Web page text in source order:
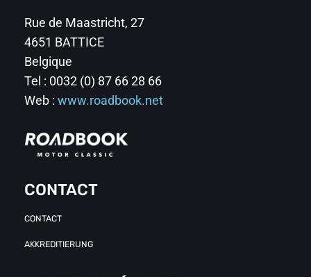
Rue de Maastricht, 27
4651 BATTICE
Belgique
Tel : 0032 (0) 87 66 28 66
Web :www.roadbook.net
CONTACT
CONTACT
AKKREDITIERUNG